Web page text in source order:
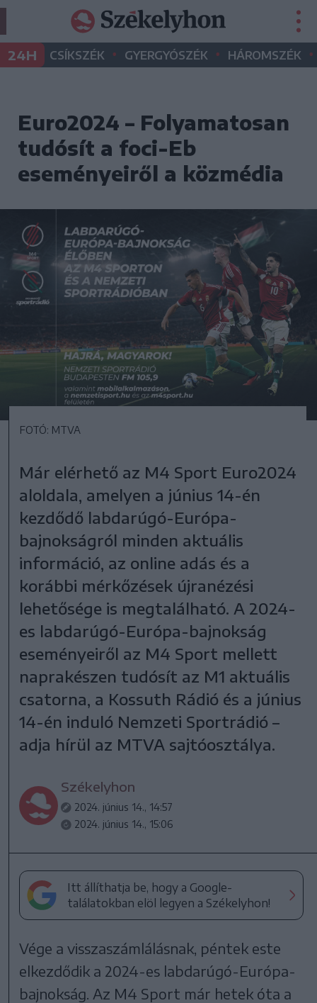
24H CSÍKSZÉK • GYERGYÓSZÉK • HÁROMSZÉK •
Euro2024 – Folyamatosan
tudósít a foci-Eb
eseményeiről a közmédia
FOTÓ: MTVA
Már elérhető az M4 Sport Euro2024
aloldala, amelyen a június 14-én
kezdődő labdarúgó-Európa-
bajnokságról minden aktuális
információ, az online adás és a
korábbi mérkőzések újranézési
lehetősége is megtalálható. A 2024-
es labdarúgó-Európa-bajnokság
eseményeiről az M4 Sport mellett
naprakészen tudósít az M1 aktuális
csatorna, a Kossuth Rádió és a június
14-én induló Nemzeti Sportrádió –
adja hírül az MTVA sajtóosztálya.
Székelyhon
2024. június 14., 14:57
2024. június 14., 15:06
Itt állíthatja be, hogy a Google-
találatokban elöl legyen a Székelyhon!
Vége a visszaszámlálásnak, péntek este
elkezdődik a 2024-es labdarúgó-Európa-
bajnokság. Az M4 Sport már hetek óta a